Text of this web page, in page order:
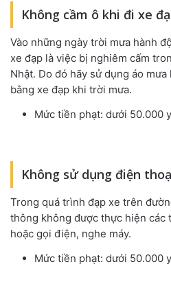
Không cầm ô khi đi xe
Vào những ngày trời mưa hành
xe đạp là việc bị nghiêm cấm
Nhật. Do đó hãy sử dụng áo
bằng xe đạp khi trời mưa.
Mức tiền phạt: dưới 50.000
Không sử dụng điện
Trong quá trình đạp xe trên
thông không được thực hiện các
hoặc gọi điện, nghe máy.
Mức tiền phạt: dưới 50.000